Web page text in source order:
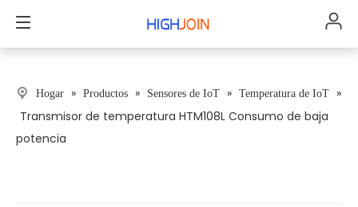
Hogar » Productos » Sensores de IoT » Temperatura de IoT
»
Transmisor de temperatura HTM108L Consumo de baja
potencia